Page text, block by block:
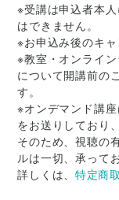
※受講は申込者本
はできません。
※お申込み後のキャ
※教室・オンライ
について開講前の
す。
※オンデマンド講
をお送りしており
そのため、視聴の
ルは一切、承って
詳しくは、特定商